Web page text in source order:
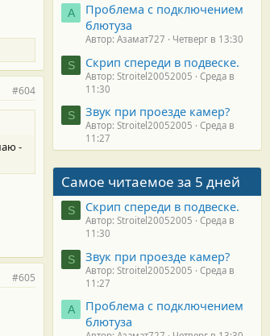
#604
-
#605
А
Проблема с подключением
блютуза
Автор: Азамат727 Четверг в 13:30
S Скрип спереди в подвеске.
Автор: Stroitel20052005
Среда в
11:30
S Звук при проезде камер?
Автор: Stroitel20052005
Среда в
11:27
Самое читаемое за 5 дней
S Скрип спереди в подвеске.
Автор: Stroitel20052005
Среда в
11:30
S Звук при проезде камер?
Автор: Stroitel20052005
Среда в
11:27
А
Проблема с подключением
блютуза